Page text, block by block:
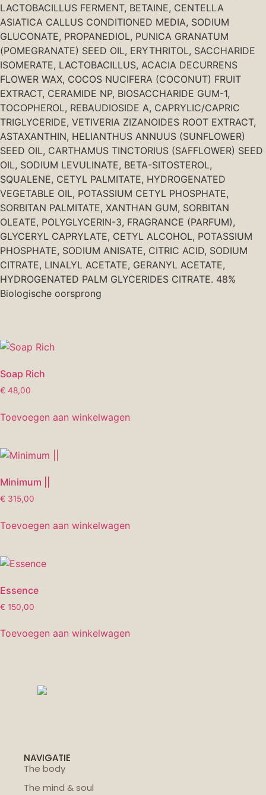
LACTOBACILLUS FERMENT, BETAINE, CENTELLA
ASIATICA CALLUS CONDITIONED MEDIA, SODIUM
GLUCONATE, PROPANEDIOL, PUNICA GRANATUM
(POMEGRANATE) SEED OIL, ERYTHRITOL, SACCHARIDE
ISOMERATE, LACTOBACILLUS, ACACIA DECURRENS
FLOWER WAX, COCOS NUCIFERA (COCONUT) FRUIT
EXTRACT, CERAMIDE NP, BIOSACCHARIDE GUM-1,
TOCOPHEROL, REBAUDIOSIDE A, CAPRYLIC/CAPRIC
TRIGLYCERIDE, VETIVERIA ZIZANOIDES ROOT EXTRACT,
ASTAXANTHIN, HELIANTHUS ANNUUS (SUNFLOWER)
SEED OIL, CARTHAMUS TINCTORIUS (SAFFLOWER) SEED
OIL, SODIUM LEVULINATE, BETA-SITOSTEROL,
SQUALENE, CETYL PALMITATE, HYDROGENATED
VEGETABLE OIL, POTASSIUM CETYL PHOSPHATE,
SORBITAN PALMITATE, XANTHAN GUM, SORBITAN
OLEATE, POLYGLYCERIN-3, FRAGRANCE (PARFUM),
GLYCERYL CAPRYLATE, CETYL ALCOHOL, POTASSIUM
PHOSPHATE, SODIUM ANISATE, CITRIC ACID, SODIUM
CITRATE, LINALYL ACETATE, GERANYL ACETATE,
HYDROGENATED PALM GLYCERIDES CITRATE. 48%
Biologische oorsprong
Soap Rich
€ 48,00
Toevoegen aan winkelwagen
Minimum ||
€ 315,00
Toevoegen aan winkelwagen
Essence
€ 150,00
Toevoegen aan winkelwagen
NAVIGATIE
The body
The mind & soul